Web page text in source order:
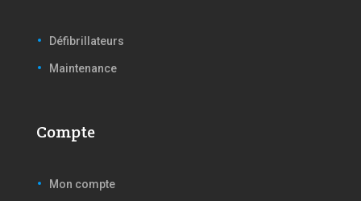
Défibrillateurs
Maintenance
Compte
Mon compte